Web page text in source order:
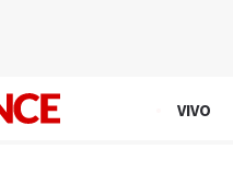
VIVO